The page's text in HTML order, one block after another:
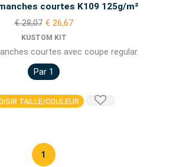
courtes K109 125g/m²
€ 28,07 € 26,67
KUSTOM KIT
courtes avec coupe regular.
Par 1
TAILLE/COULEUR
1